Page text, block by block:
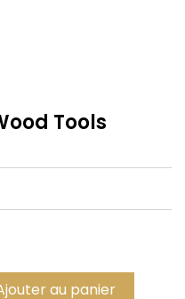
Tools
au panier